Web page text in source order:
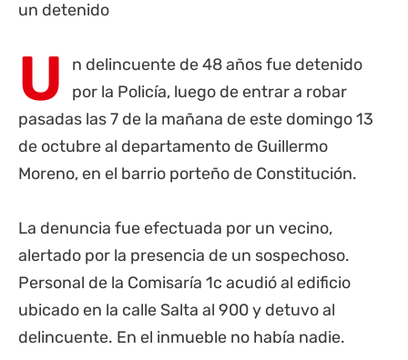
U
n delincuente de 48 años fue detenido
por la Policía, luego de entrar a robar
pasadas las 7 de la mañana de este domingo 13
de octubre al departamento de Guillermo
Moreno, en el barrio porteño de Constitución.
La denuncia fue efectuada por un vecino,
alertado por la presencia de un sospechoso.
Personal de la Comisaría 1c acudió al edificio
ubicado en la calle Salta al 900 y detuvo al
delincuente. En el inmueble no había nadie.